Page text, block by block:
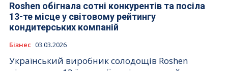
Roshen обігнала сотні конкурентів та посіла
13-те місце у світовому рейтингу
кондитерських компаній
Бізнес 03.03.2026
Український виробник солодощів Roshen